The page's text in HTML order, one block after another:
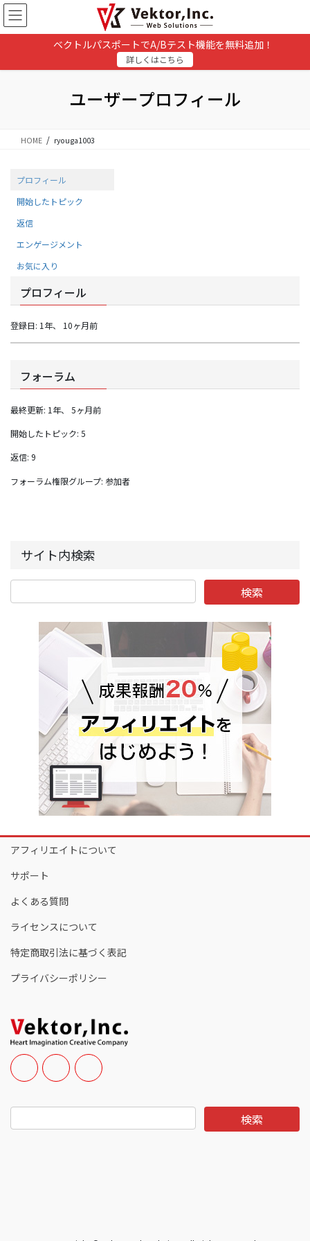
コ
ン
テ
ナ
ビ
ゲ
ベクトルパスポートでA/Bテスト機能を無料追加！
詳しくはこちら
ユーザープロフィール
HOME ryouga1003
プロフィール
開始したトピック
返信
エンゲージメント
お気に入り
プロフィール
登録日: 1年、 10ヶ月前
フォーラム
最終更新: 1年、 5ヶ月前
開始したトピック: 5
返信: 9
フォーラム権限グループ: 参加者
サイト内検索
アフィリエイトについて
サポート
よくある質問
ライセンスについて
特定商取引法に基づく表記
プライバシーポリシー